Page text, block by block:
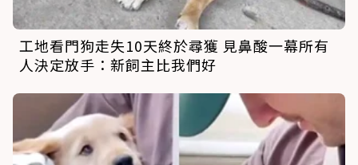
工地看門狗走失10天終於尋獲 見鼻酸一幕所有
人決定放手：新飼主比我們好